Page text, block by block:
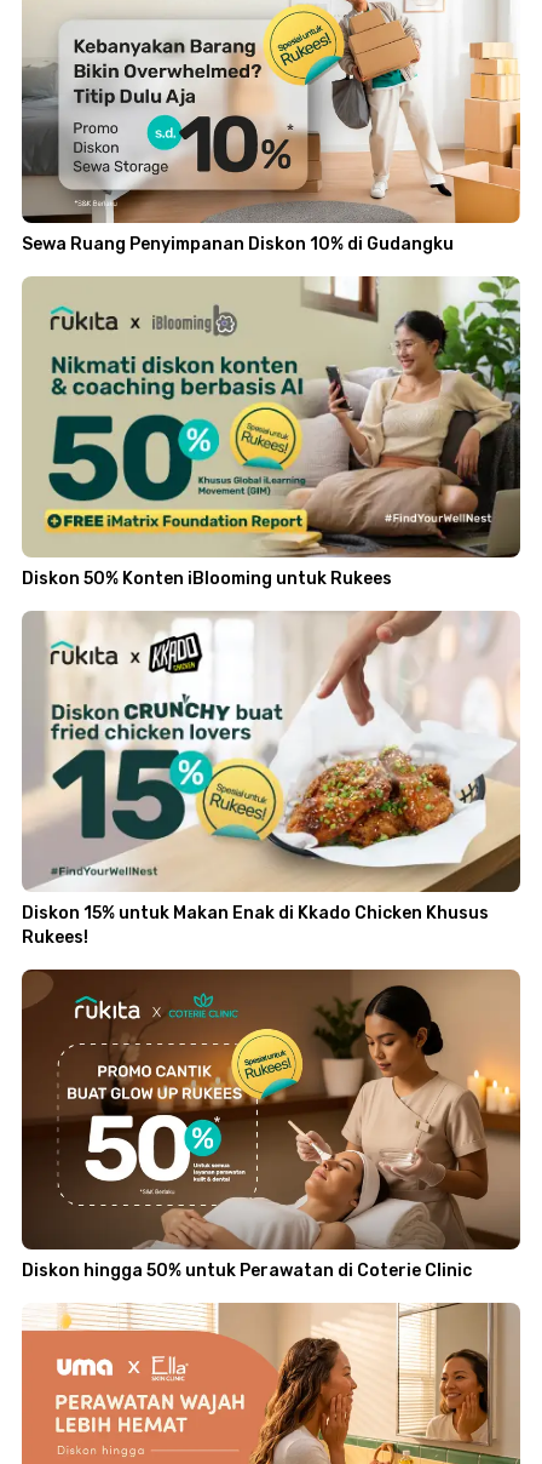
Sewa Ruang Penyimpanan Diskon 10% di Gudangku
Diskon 50% Konten iBlooming untuk Rukees
Diskon 15% untuk Makan Enak di Kkado Chicken Khusus
Rukees!
Diskon hingga 50% untuk Perawatan di Coterie Clinic